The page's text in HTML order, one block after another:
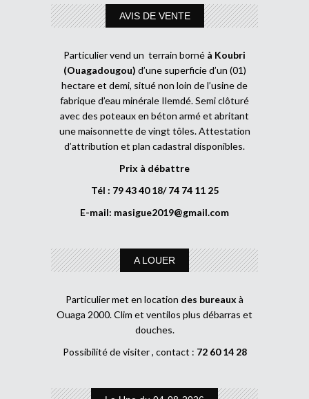
AVIS DE VENTE
Particulier vend un terrain borné à Koubri
(Ouagadougou) d’une superficie d’un (01)
hectare et demi, situé non loin de l’usine de
fabrique d’eau minérale Ilemdé. Semi clôturé
avec des poteaux en béton armé et abritant
une maisonnette de vingt tôles. Attestation
d’attribution et plan cadastral disponibles.
Prix à débattre
Tél : 79 43 40 18/ 74 74 11 25
E-mail: masigue2019@gmail.com
A LOUER
Particulier met en location des bureaux à
Ouaga 2000. Clim et ventilos plus débarras et
douches.
Possibilité de visiter , contact : 72 60 14 28